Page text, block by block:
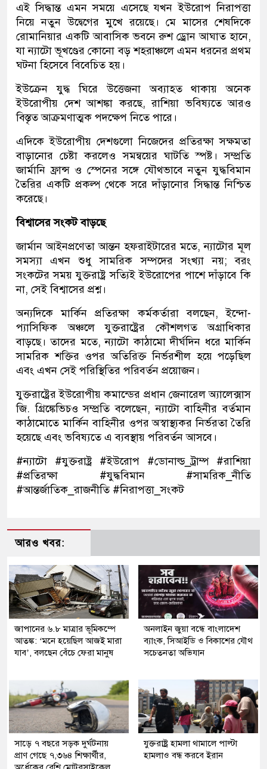
এই সিদ্ধান্ত এমন সময়ে এসেছে যখন ইউরোপ নিরাপত্তা
নিয়ে নতুন উদ্বেগের মুখে রয়েছে। মে মাসের শেষদিকে
রোমানিয়ার একটি আবাসিক ভবনে রুশ ড্রোন আঘাত হানে,
যা ন্যাটো ভূখণ্ডের কোনো বড় শহরাঞ্চলে এমন ধরনের প্রথম
ঘটনা হিসেবে বিবেচিত হয়।
ইউক্রেন যুদ্ধ ঘিরে উত্তেজনা অব্যাহত থাকায় অনেক
ইউরোপীয় দেশ আশঙ্কা করছে, রাশিয়া ভবিষ্যতে আরও
বিস্তৃত আক্রমণাত্মক পদক্ষেপ নিতে পারে।
এদিকে ইউরোপীয় দেশগুলো নিজেদের প্রতিরক্ষা সক্ষমতা
বাড়ানোর চেষ্টা করলেও সমন্বয়ের ঘাটতি স্পষ্ট। সম্প্রতি
জার্মানি ফ্রান্স ও স্পেনের সঙ্গে যৌথভাবে নতুন যুদ্ধবিমান
তৈরির একটি প্রকল্প থেকে সরে দাঁড়ানোর সিদ্ধান্ত নিশ্চিত
করেছে।
বিশ্বাসের সংকট বাড়ছে
জার্মান আইনপ্রণেতা আন্তন হফরাইটারের মতে, ন্যাটোর মূল
সমস্যা এখন শুধু সামরিক সম্পদের সংখ্যা নয়; বরং
সংকটের সময় যুক্তরাষ্ট্র সত্যিই ইউরোপের পাশে দাঁড়াবে কি
না, সেই বিশ্বাসের প্রশ্ন।
অন্যদিকে মার্কিন প্রতিরক্ষা কর্মকর্তারা বলছেন, ইন্দো-
প্যাসিফিক অঞ্চলে যুক্তরাষ্ট্রের কৌশলগত অগ্রাধিকার
বাড়ছে। তাদের মতে, ন্যাটো কাঠামো দীর্ঘদিন ধরে মার্কিন
সামরিক শক্তির ওপর অতিরিক্ত নির্ভরশীল হয়ে পড়েছিল
এবং এখন সেই পরিস্থিতির পরিবর্তন প্রয়োজন।
যুক্তরাষ্ট্রের ইউরোপীয় কমান্ডের প্রধান জেনারেল অ্যালেক্সাস
জি. গ্রিঙ্কেভিচও সম্প্রতি বলেছেন, ন্যাটো বাহিনীর বর্তমান
কাঠামোতে মার্কিন বাহিনীর ওপর অস্বাস্থ্যকর নির্ভরতা তৈরি
হয়েছে এবং ভবিষ্যতে এ ব্যবস্থায় পরিবর্তন আসবে।
#ন্যাটো #যুক্তরাষ্ট্র #ইউরোপ #ডোনাল্ড_ট্রাম্প #রাশিয়া
#প্রতিরক্ষা #যুদ্ধবিমান #সামরিক_নীতি
#আন্তর্জাতিক_রাজনীতি #নিরাপত্তা_সংকট
আরও খবর:
জাপানের ৬.৮ মাত্রার ভূমিকম্পে
আতঙ্ক: ‘মনে হয়েছিল আজই মারা
যাব’, বলছেন বেঁচে ফেরা মানুষ
অনলাইন জুয়া বন্ধে বাংলাদেশ
ব্যাংক, সিআইডি ও বিকাশের যৌথ
সচেতনতা অভিযান
সাড়ে ৭ বছরে সড়ক দুর্ঘটনায়
প্রাণ গেছে ৭,৩৬৪ শিক্ষার্থীর,
যুক্তরাষ্ট্র হামলা থামালে পাল্টা
হামলাও বন্ধ করবে ইরান